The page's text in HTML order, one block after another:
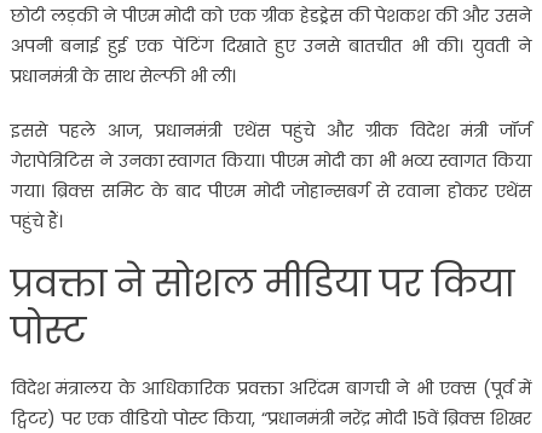
छोटी लड़की ने पीएम मोदी को एक ग्रीक हेडड्रेस की पेशकश की और उसने
अपनी बनाई हुई एक पेंटिंग दिखाते हुए उनसे बातचीत भी की। युवती ने
प्रधानमंत्री के साथ सेल्फी भी ली।
इससे पहले आज, प्रधानमंत्री एथेंस पहुंचे और ग्रीक विदेश मंत्री जॉर्ज
गेरापेत्रिटिस ने उनका स्वागत किया। पीएम मोदी का भी भव्य स्वागत किया
गया। ब्रिक्स समिट के बाद पीएम मोदी जोहान्सबर्ग से रवाना होकर एथेंस
पहुंचे हैं।
प्रवक्ता ने सोशल मीडिया पर किया
पोस्ट
विदेश मंत्रालय के आधिकारिक प्रवक्ता अरिंदम बागची ने भी एक्स (पूर्व में
ट्विटर) पर एक वीडियो पोस्ट किया, “प्रधानमंत्री नरेंद्र मोदी 15वें ब्रिक्स शिखर